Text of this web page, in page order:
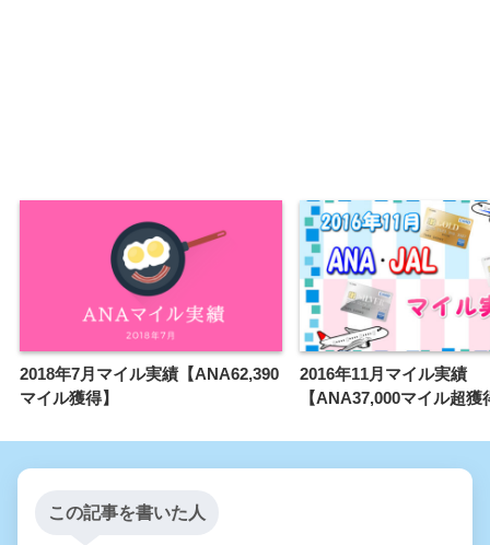
2018年7月マイル実績【ANA62,390
マイル獲得】
2016年11月マイル実績
【ANA37,000マイル超獲
この記事を書いた人